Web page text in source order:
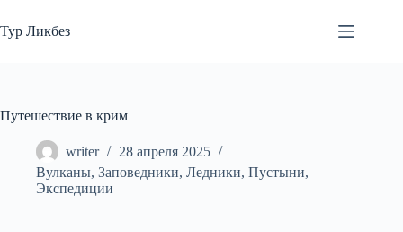
к
сути
Тур Ликбез
Путешествие в крим
writer
28 апреля 2025
Вулканы, Заповедники, Ледники, Пустыни,
Экспедиции